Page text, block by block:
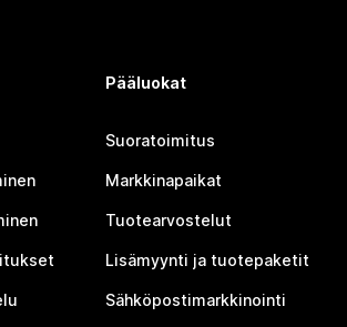
Pääluokat
Suoratoimitus
Markkinapaikat
Tuotearvostelut
Lisämyynti ja tuotepaketit
Sähköpostimarkkinointi